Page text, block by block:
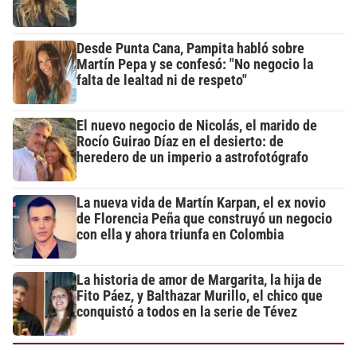
Desde Punta Cana, Pampita habló sobre
Martín Pepa y se confesó: "No negocio la
falta de lealtad ni de respeto"
El nuevo negocio de Nicolás, el marido de
Rocío Guirao Díaz en el desierto: de
heredero de un imperio a astrofotógrafo
La nueva vida de Martín Karpan, el ex novio
de Florencia Peña que construyó un negocio
con ella y ahora triunfa en Colombia
La historia de amor de Margarita, la hija de
Fito Páez, y Balthazar Murillo, el chico que
conquistó a todos en la serie de Tévez